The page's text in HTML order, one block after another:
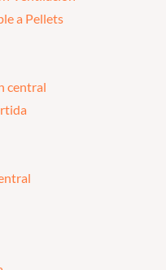
a Pellets
central